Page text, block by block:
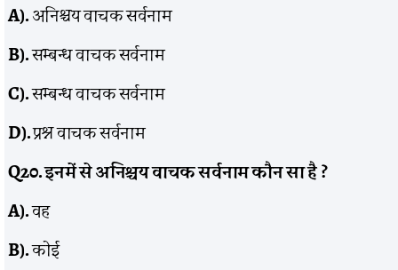
A).अनिश्चय वाचक सर्वनाम
B).सम्बन्ध वाचक सर्वनाम
C).सम्बन्ध वाचक सर्वनाम
D).प्रश्न वाचक सर्वनाम
Q20.इनमें से अनिश्चय वाचक सर्वनाम कौन सा है?
A).वह
B).कोई